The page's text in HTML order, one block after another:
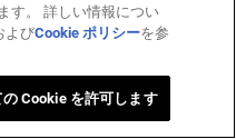
す。 詳しい情報につい
よびCookie ポリシーを参
Cookie を許可します